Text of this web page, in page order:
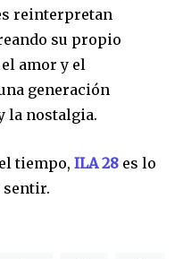
de
parte de la
respetamos su
su bandeja de entrada.
reinterpretan
su propio
amor y el
generación
la nostalgia.
tiempo, ILA 28 es lo
sentir.